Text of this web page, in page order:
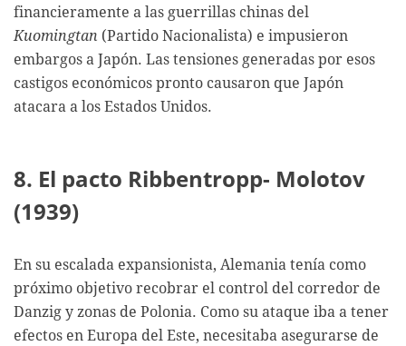
financieramente a las guerrillas chinas del
Kuomingtan (Partido Nacionalista) e impusieron
embargos a Japón. Las tensiones generadas por esos
castigos económicos pronto causaron que Japón
atacara a los Estados Unidos.
8. El pacto Ribbentropp- Molotov
(1939)
En su escalada expansionista, Alemania tenía como
próximo objetivo recobrar el control del corredor de
Danzig y zonas de Polonia. Como su ataque iba a tener
efectos en Europa del Este, necesitaba asegurarse de